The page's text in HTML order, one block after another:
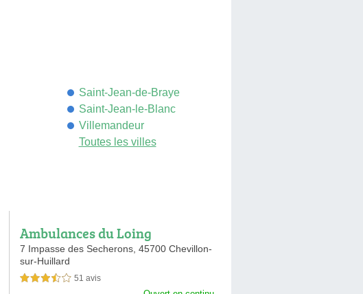
Saint-Jean-de-Braye
Saint-Jean-le-Blanc
Villemandeur
Toutes les villes
Ambulances du Loing
7 Impasse des Secherons, 45700 Chevillon-
sur-Huillard
3,5 étoiles sur 5 51 avis